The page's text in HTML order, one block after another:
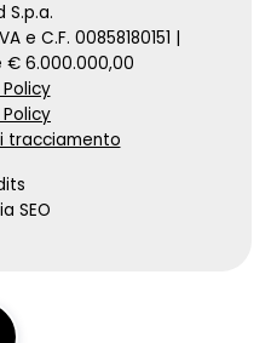
S.p.a.
e C.F. 00858180151 |
€ 6.000.000,00
tracciamento
SEO